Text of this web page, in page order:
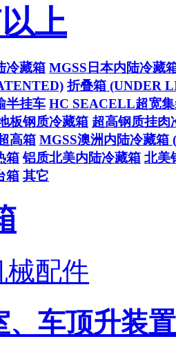
上
冷藏箱 MGSS日本内陆冷藏
折叠箱 (UNDER
半挂车 HC SEACELL超宽
板钢质冷藏箱 超高钢质挂肉
高箱 MGSS澳洲内陆冷藏
箱 铝质北美内陆冷藏箱 北美
箱 其它
械配件
、车顶升装置